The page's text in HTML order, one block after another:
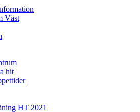
Väst
hit
HT 2021